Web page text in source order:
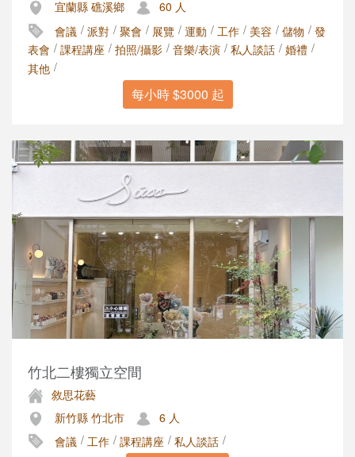
宜蘭縣 礁溪鄉
60 人
會議 / 派對 / 聚會 / 展覽 / 運動 / 工作 / 美容 / 儲物 / 發
表會 / 課程講座 / 拍照/攝影 / 音樂/表演 / 私人談話 / 婚禮 /
其他 /
每小時 $3000 起
竹北二樓獨立空間
敘思花藝
新竹縣 竹北市
6 人
會議 / 工作 / 課程講座 / 私人談話 /